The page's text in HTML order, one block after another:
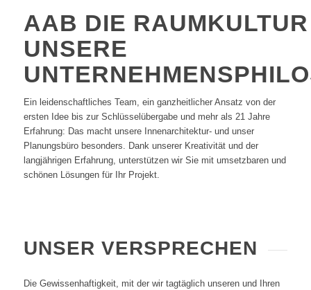
AAB DIE
UNSERE
Ein leidenschaftliches Team, ein ganzheitlicher Ansatz von der
ersten Idee bis zur Schlüsselübergabe und mehr als 21 Jahre
Erfahrung: Das macht unsere Innenarchitektur- und unser
Planungsbüro besonders. Dank unserer Kreativität und der
langjährigen Erfahrung, unterstützen wir Sie mit umsetzbaren und
schönen Lösungen für Ihr Projekt.
UNSER VERSPRECHEN
Die Gewissenhaftigkeit, mit der wir tagtäglich unseren und Ihren